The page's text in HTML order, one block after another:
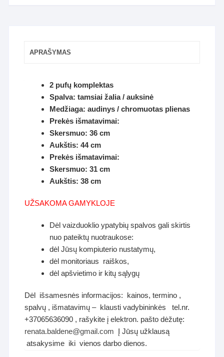
APRAŠYMAS
2 pufų komplektas
Spalva: tamsiai žalia / auksinė
Medžiaga: audinys / chromuotas plienas
Prekės išmatavimai:
Skersmuo: 36 cm
Aukštis: 44 cm
Prekės išmatavimai:
Skersmuo: 31 cm
Aukštis: 38 cm
UŽSAKOMA GAMYKLOJE
Dėl vaizduoklio ypatybių spalvos gali skirtis
nuo pateiktų nuotraukose:
dėl Jūsų kompiuterio nustatymų,
dėl monitoriaus raiškos,
dėl apšvietimo ir kitų sąlygų
Dėl išsamesnės informacijos: kainos, termino ,
spalvų , išmatavimų – klausti vadybininkės tel.nr.
+37065636090 , rašykite į elektron. pašto dėžutę:
renata.baldene@gmail.com Į Jūsų užklausą
atsakysime iki vienos darbo dienos.